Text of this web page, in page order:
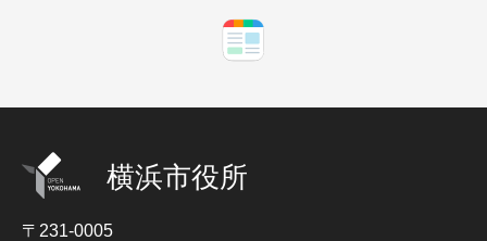
横浜市役所
〒231-0005